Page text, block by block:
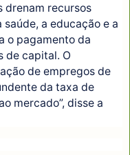
drenam recursos
a educação e a
o pagamento da
de capital. O
de empregos de
da taxa de
mercado”, disse a